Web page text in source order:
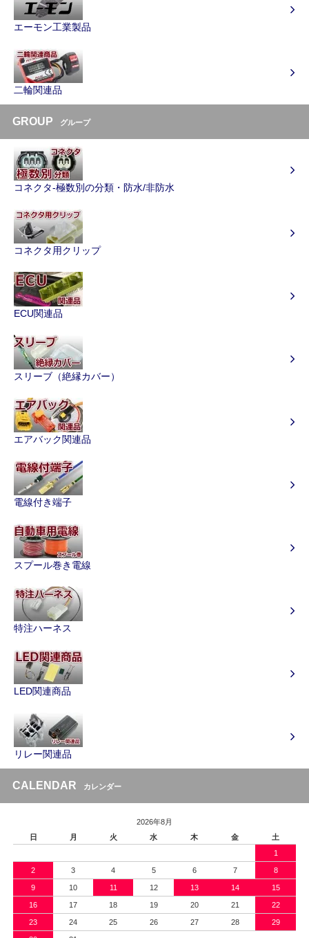
エーモン工業製品
二輪関連品
GROUP グループ
コネクタ-極数別の分類・防水/非防水
コネクタ用クリップ
ECU関連品
スリーブ（絶縁カバー）
エアバック関連品
電線付き端子
スプール巻き電線
特注ハーネス
LED関連商品
リレー関連品
CALENDAR カレンダー
2026年8月
日
月 火 水 木 金
土
1
2 3 4 5 6 7 8
9 10 11 12 13 14 15
16 17 18 19 20 21 22
23 24 25 26 27 28 29